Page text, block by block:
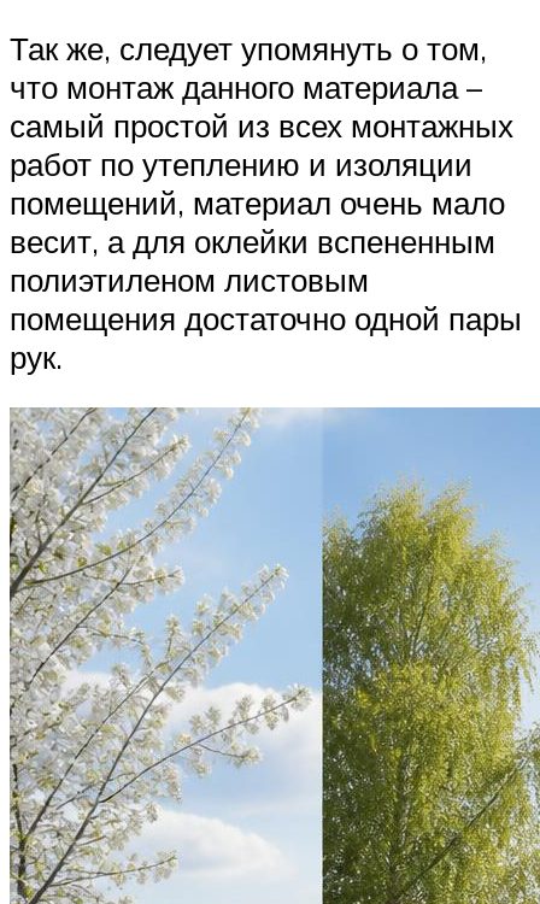
Так же, следует упомянуть о том,
что монтаж данного материала –
самый простой из всех монтажных
работ по утеплению и изоляции
помещений, материал очень мало
весит, а для оклейки вспененным
полиэтиленом листовым
помещения достаточно одной пары
рук.